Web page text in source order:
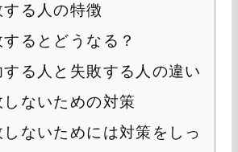
る人の特徴
るとどうなる？
る人と失敗する人の違い
しないための対策
ないためには対策をしっ